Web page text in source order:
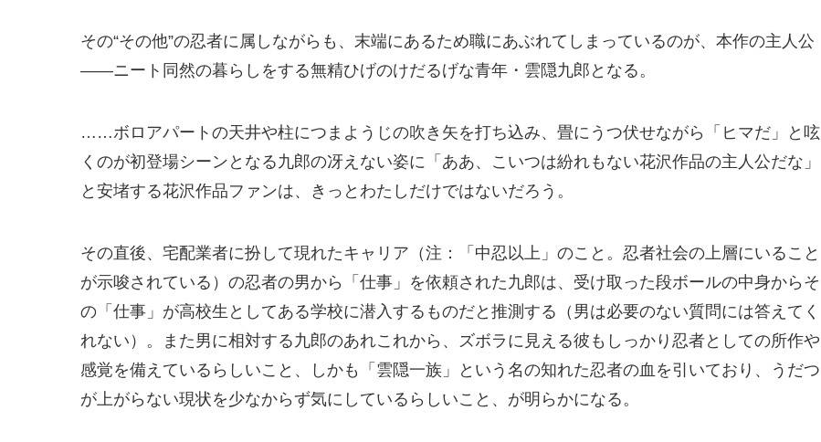
その“その他”の忍者に属しながらも、末端にあるため職にあぶれてしまっているのが、本作の主人公
――ニート同然の暮らしをする無精ひげのけだるげな青年・雲隠九郎となる。
……ボロアパートの天井や柱につまようじの吹き矢を打ち込み、畳にうつ伏せながら「ヒマだ」と呟
くのが初登場シーンとなる九郎の冴えない姿に「ああ、こいつは紛れもない花沢作品の主人公だな」
と安堵する花沢作品ファンは、きっとわたしだけではないだろう。
その直後、宅配業者に扮して現れたキャリア（注：「中忍以上」のこと。忍者社会の上層にいること
が示唆されている）の忍者の男から「仕事」を依頼された九郎は、受け取った段ボールの中身からそ
の「仕事」が高校生としてある学校に潜入するものだと推測する（男は必要のない質問には答えてく
れない）。また男に相対する九郎のあれこれから、ズボラに見える彼もしっかり忍者としての所作や
感覚を備えているらしいこと、しかも「雲隠一族」という名の知れた忍者の血を引いており、うだつ
が上がらない現状を少なからず気にしているらしいこと、が明らかになる。